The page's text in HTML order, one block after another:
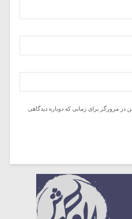
در مرورگر برای زمانی که دوباره دیدگاهی